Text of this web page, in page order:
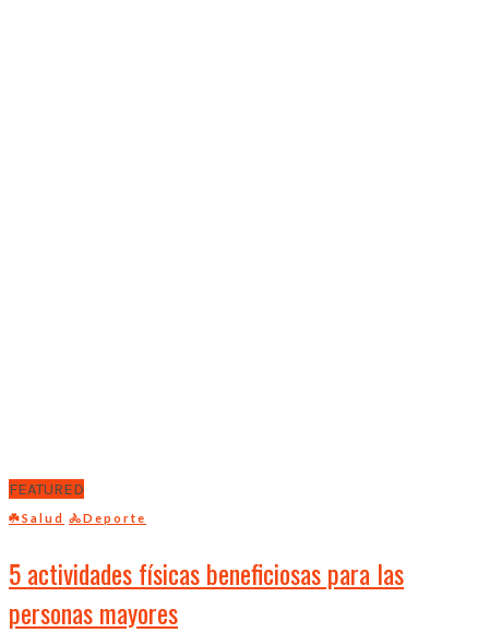
FEATURED
☘️Salud 🚴Deporte
5 actividades físicas beneficiosas para las
personas mayores